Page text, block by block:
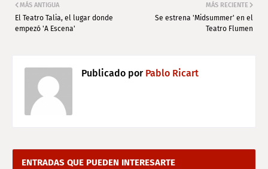
MÁS RECIENTE
Se estrena 'Midsummer' en el
Teatro Flumen
MÁS ANTIGUA
El Teatro Talia, el lugar donde
empezó 'A Escena'
Publicado porPablo Ricart
ENTRADAS QUE PUEDEN INTERESARTE